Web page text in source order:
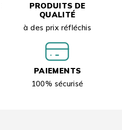
PRODUITS DE
QUALITÉ
à des prix réfléchis
PAIEMENTS
100% sécurisé